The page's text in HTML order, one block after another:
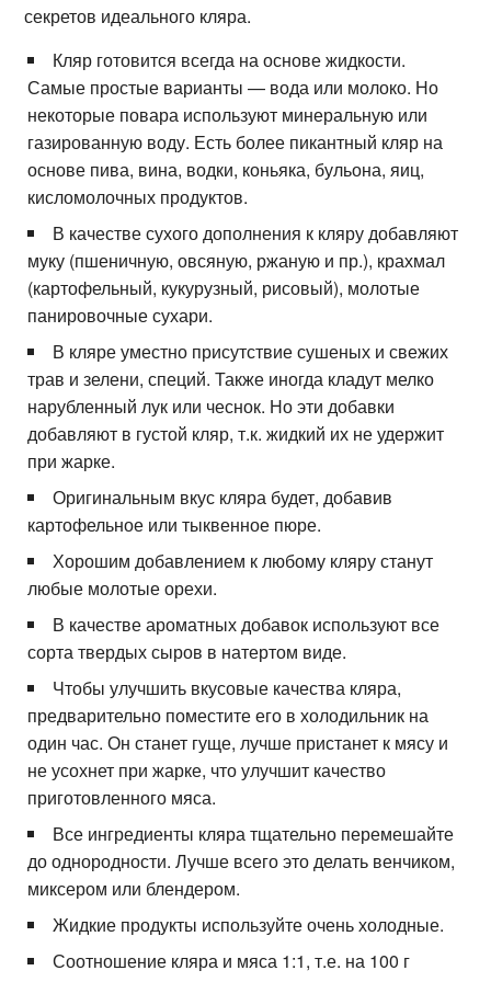
секретов идеального кляра.
Кляр готовится всегда на основе жидкости.
Самые простые варианты — вода или молоко. Но
некоторые повара используют минеральную или
газированную воду. Есть более пикантный кляр на
основе пива, вина, водки, коньяка, бульона, яиц,
кисломолочных продуктов.
В качестве сухого дополнения к кляру добавляют
муку (пшеничную, овсяную, ржаную и пр.), крахмал
(картофельный, кукурузный, рисовый), молотые
панировочные сухари.
В кляре уместно присутствие сушеных и свежих
трав и зелени, специй. Также иногда кладут мелко
нарубленный лук или чеснок. Но эти добавки
добавляют в густой кляр, т.к. жидкий их не удержит
при жарке.
Оригинальным вкус кляра будет, добавив
картофельное или тыквенное пюре.
Хорошим добавлением к любому кляру станут
любые молотые орехи.
В качестве ароматных добавок используют все
сорта твердых сыров в натертом виде.
Чтобы улучшить вкусовые качества кляра,
предварительно поместите его в холодильник на
один час. Он станет гуще, лучше пристанет к мясу и
не усохнет при жарке, что улучшит качество
приготовленного мяса.
Все ингредиенты кляра тщательно перемешайте
до однородности. Лучше всего это делать венчиком,
миксером или блендером.
Жидкие продукты используйте очень холодные.
Соотношение кляра и мяса 1:1, т.е. на 100 г